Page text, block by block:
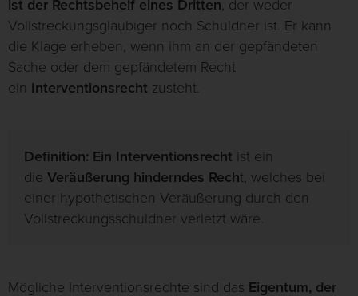
ist der Rechtsbehelf eines Dritten, der weder
Vollstreckungsgläubiger noch Schuldner ist. Er kann
die Klage erheben, wenn ihm an der gepfändeten
Sache oder dem gepfändetem Recht
ein Interventionsrecht zusteht.
Definition: Ein Interventionsrecht ist ein
die Veräußerung hinderndes Recht, welches bei
einer hypothetischen Veräußerung durch den
Vollstreckungsschuldner verletzt wäre.
Mögliche Interventionsrechte sind das Eigentum, der